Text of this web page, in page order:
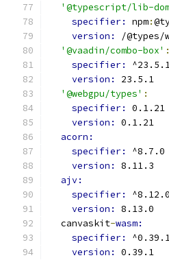
'@typescript/lib-
specifier: npm:
version:
/@types/
'@vaadin/combo-box' :
specifier:
version: 23.5.1
'@webgpu/types' :
specifier: 0.1.21
version: 0.1.21
acorn:
specifier: ^8.7.0
version: 8.11.3
ajv:
specifier: ^8.12.0
version: 8.13.0
  canvaskit
-wasm:
specifier:
version: 0.39.1